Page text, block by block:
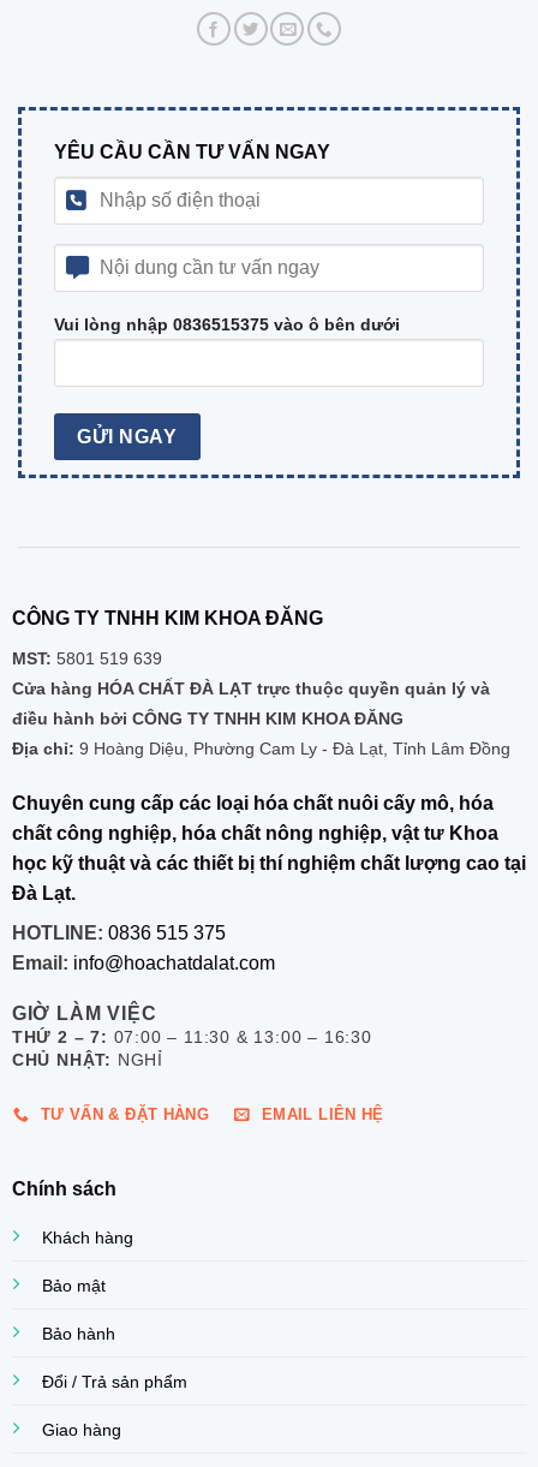
YÊU CẦU CẦN TƯ VẤN NGAY
Vui lòng nhập 0836515375 vào ô bên dưới
CÔNG TY TNHH KIM KHOA ĐĂNG
MST: 5801 519 639
Cửa hàng HÓA CHẤT ĐÀ LẠT trực thuộc quyền quản lý và
điều hành bởi CÔNG TY TNHH KIM KHOA ĐĂNG
Địa chỉ: 9 Hoàng Diệu, Phường Cam Ly - Đà Lạt, Tỉnh Lâm Đồng
Chuyên cung cấp các loại hóa chất nuôi cấy mô, hóa
chất công nghiệp, hóa chất nông nghiệp, vật tư Khoa
học kỹ thuật và các thiết bị thí nghiệm chất lượng cao tại
Đà Lạt.
HOTLINE: 0836 515 375
Email: info@hoachatdalat.com
GIỜ LÀM VIỆC
THỨ 2 – 7: 07:00 – 11:30 & 13:00 – 16:30
CHỦ NHẬT: NGHỈ
TƯ VẤN & ĐẶT HÀNG EMAIL LIÊN HỆ
Chính sách
Khách hàng
Bảo mật
Bảo hành
Đổi / Trả sản phẩm
Giao hàng